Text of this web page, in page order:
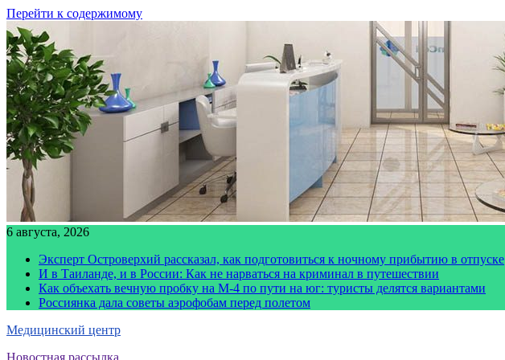
Перейти к содержимому
6 августа, 2026
Эксперт Островерхий рассказал, как подготовиться к ночному прибытию в отпуске
И в Таиланде, и в России: Как не нарваться на криминал в путешествии
Как объехать вечную пробку на М-4 по пути на юг: туристы делятся вариантами
Россиянка дала советы аэрофобам перед полетом
Медицинский центр
Новостная рассылка